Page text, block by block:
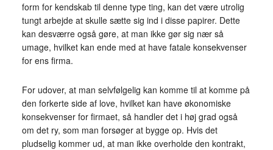
form for kendskab til denne type ting, kan det være utrolig
tungt arbejde at skulle sætte sig ind i disse papirer. Dette
kan desværre også gøre, at man ikke gør sig nær så
umage, hvilket kan ende med at have fatale konsekvenser
for ens firma.
For udover, at man selvfølgelig kan komme til at komme på
den forkerte side af love, hvilket kan have økonomiske
konsekvenser for firmaet, så handler det i høj grad også
om det ry, som man forsøger at bygge op. Hvis det
pludselig kommer ud, at man ikke overholde den kontrakt,